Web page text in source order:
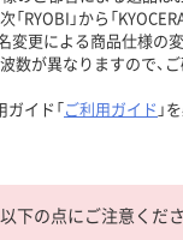
RYOBI」から「
変更による商品仕様の
数が異なりますので、
ガイド「ご利用ガイド 」
下の点にご注意くださ